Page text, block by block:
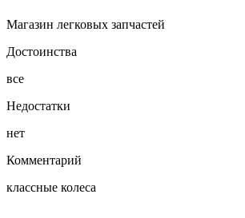
Магазин легковых запчастей
Достоинства
все
Недостатки
нет
Комментарий
классные колеса